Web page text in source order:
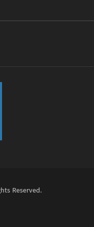
Reserved.